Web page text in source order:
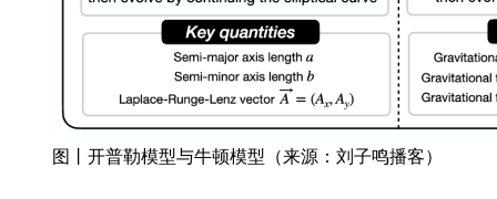
图丨开普勒模型与牛顿模型（来源：刘子鸣播客）